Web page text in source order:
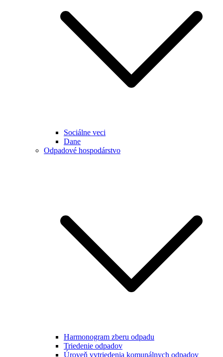
Sociálne veci
Dane
Odpadové hospodárstvo
Harmonogram zberu odpadu
Triedenie odpadov
Úroveň vytriedenia komunálnych odpadov